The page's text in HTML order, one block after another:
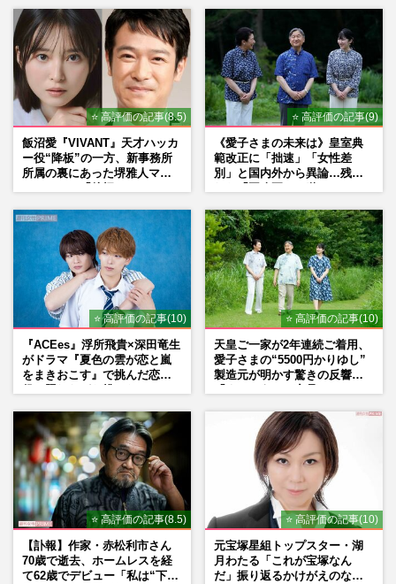
マン長男・櫻井海音だった
⭐ 高評価の記事(8.5)
飯沼愛『VIVANT』天才ハッカ
ー役“降板”の一方、新事務所
所属の裏にあった堺雅人マネ
⭐ 高評価の記事(9)
《愛子さまの未来は》皇室典
範改正に「拙速」「女性差
別」と国内外から異論…残さ
⭐ 高評価の記事(10)
『ACEes』浮所飛貴×深田竜生
がドラマ『夏色の雲が恋と嵐
をまきおこす』で挑んだ恋人
⭐ 高評価の記事(10)
天皇ご一家が2年連続ご着用、
愛子さまの“5500円かりゆし”
製造元が明かす驚きの反響
⭐ 高評価の記事(8.5)
【訃報】作家・赤松利市さん
70歳で逝去、ホームレスを経
て62歳でデビュー「私は“下級
⭐ 高評価の記事(10)
元宝塚星組トップスター・湖
月わたる「これが宝塚なん
だ」振り返るかけがえのない